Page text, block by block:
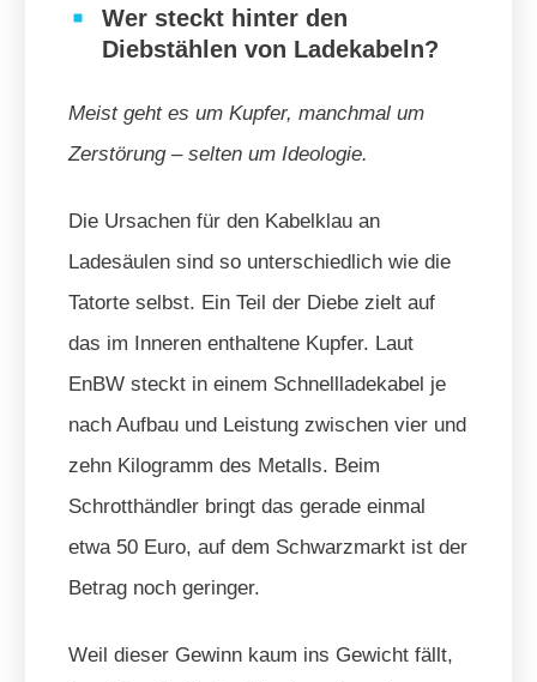
Wer steckt hinter den
Diebstählen von Ladekabeln?
Meist geht es um Kupfer, manchmal um
Zerstörung – selten um Ideologie.
Die Ursachen für den Kabelklau an
Ladesäulen sind so unterschiedlich wie die
Tatorte selbst. Ein Teil der Diebe zielt auf
das im Inneren enthaltene Kupfer. Laut
EnBW steckt in einem Schnellladekabel je
nach Aufbau und Leistung zwischen vier und
zehn Kilogramm des Metalls. Beim
Schrotthändler bringt das gerade einmal
etwa 50 Euro, auf dem Schwarzmarkt ist der
Betrag noch geringer.
Weil dieser Gewinn kaum ins Gewicht fällt,